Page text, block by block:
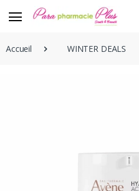
Accueil WINTER DEALS